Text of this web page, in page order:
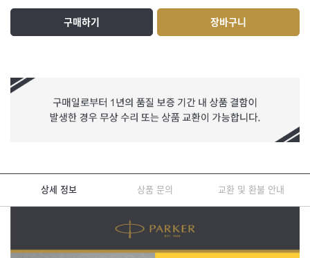
구매하기 장바구니
상세 정보 상품 문의 교환 및 환불 안내